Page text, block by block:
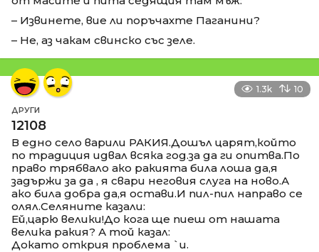
– Извинете, вие ли поръчахте Паганини?
– Не, аз чакам свинско със зеле.
1.3k 10
ДРУГИ
12108
В едно село варили РАКИЯ.Дошъл царят,който
по традиция идвал всяка год.за да ги опитва.По
право трябвало ако ракията била лоша да,я
задържи за да , я свари неговия слуга на ново.А
ако била добра да,я остави.И пил-пил направо се
олял.Селяните казали:
Ей,царю велики!До кога ще пиеш от нашата
велика ракия? А той казал:
Докато открия проблема `и.